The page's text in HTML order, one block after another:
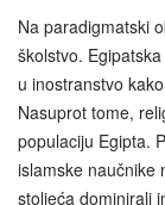
Na paradigmatski
školstvo.
u inostranstvo
Nasuprot tome,
populaciju Egipta.
islamske naučnike
stoljeća dominirali